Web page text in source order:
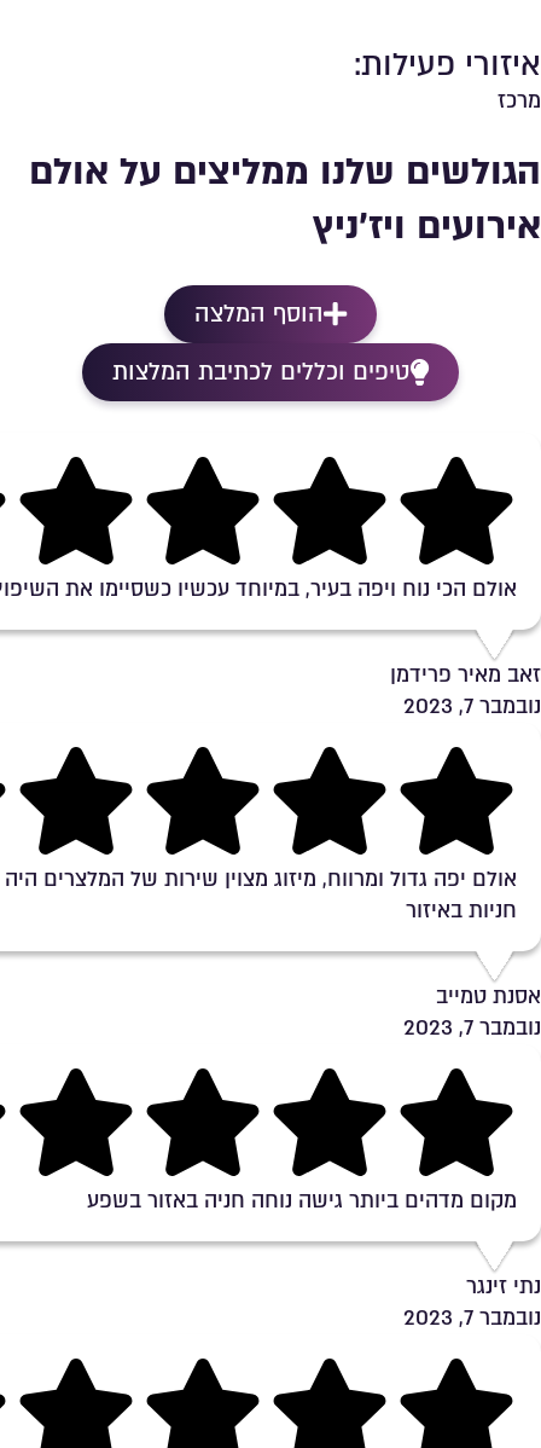
איזורי פעילות:
מרכז
הגולשים שלנו ממליצים על אולם
אירועים ויז’ניץ
הוסף המלצה
טיפים וכללים לכתיבת המלצות
Rating 5 out of 5
אולם הכי נוח ויפה בעיר, במיוחד עכשיו כשסיימו את
זאב מאיר פרידמן
נובמבר 7, 2023
Rating 5 out of 5
אולם יפה גדול ומרווח, מיזוג מצוין שירות של המלצרים
חניות באיזור
אסנת טמייב
נובמבר 7, 2023
Rating 5 out of 5
מקום מדהים ביותר גישה נוחה חניה באזור בשפע
נתי זינגר
נובמבר 7, 2023
Rating 4 out of 5